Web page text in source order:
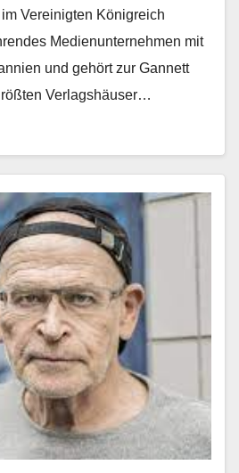
Vereinigten Königreich
Medienunternehmen mit
und gehört zur Gannett
Verlagshäuser…